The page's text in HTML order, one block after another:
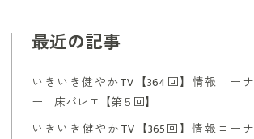
最近の記事
いきいき健やかTV【364回】情報コーナ
ー 床バレエ【第５回】
いきいき健やかTV【365回】情報コーナ